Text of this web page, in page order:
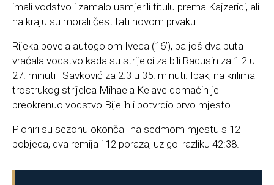
imali vodstvo i zamalo usmjerili titulu prema Kajzerici, ali
na kraju su morali čestitati novom prvaku.
Rijeka povela autogolom Iveca (16’), pa još dva puta
vraćala vodstvo kada su strijelci za bili Radusin za 1:2 u
27. minuti i Savković za 2:3 u 35. minuti. Ipak, na krilima
trostrukog strijelca Mihaela Kelave domaćin je
preokrenuo vodstvo Bijelih i potvrdio prvo mjesto.
Pioniri su sezonu okončali na sedmom mjestu s 12
pobjeda, dva remija i 12 poraza, uz gol razliku 42:38.